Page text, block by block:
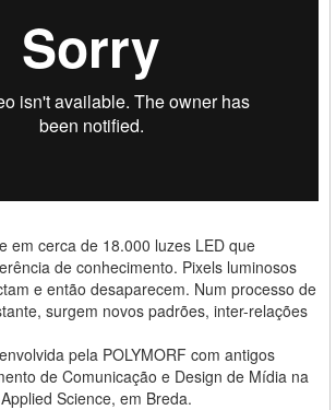
em cerca de 18.000 luzes LED que
de conhecimento. Pixels luminosos
e então desaparecem. Num processo de
surgem novos padrões, inter-relações
pela POLYMORF com antigos
de Comunicação e Design de Mídia na
Science, em Breda.